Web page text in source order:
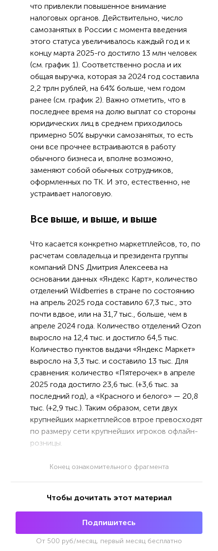
что привлекли повышенное внимание
налоговых органов. Действительно, число
самозанятых в России с момента введения
этого статуса увеличивалось каждый год и к
концу марта 2025-го достигло 13 млн человек
(см. график 1). Соответственно росла и их
общая выручка, которая за 2024 год составила
2,2 трлн рублей, на 64% больше, чем годом
ранее (см. график 2). Важно отметить, что в
последнее время на долю выплат со стороны
юридических лиц в среднем приходилось
примерно 50% выручки самозанятых, то есть
они все прочнее встраиваются в работу
обычного бизнеса и, вполне возможно,
заменяют собой обычных сотрудников,
оформленных по ТК. И это, естественно, не
устраивает налоговую.
Все выше, и выше, и выше
Что касается конкретно маркетплейсов, то, по
расчетам совладельца и президента группы
компаний DNS Дмитрия Алексеева на
основании данных «Яндекс Карт», количество
отделений Wildberries в стране по состоянию
на апрель 2025 года составило 67,3 тыс., это
почти вдвое, или на 31,7 тыс., больше, чем в
апреле 2024 года. Количество отделений Ozon
выросло на 12,4 тыс. и достигло 64,5 тыс.
Количество пунктов выдачи «Яндекс Маркет»
выросло на 3,3 тыс. и составило 13 тыс. Для
сравнения: количество «Пятерочек» в апреле
2025 года достигло 23,6 тыс. (+3,6 тыс. за
последний год), а «Красного и белого» — 20,8
тыс. (+2,9 тыс.). Таким образом, сети двух
крупнейших маркетплейсов втрое превосходят
по размеру сети крупнейших игроков офлайн-
розницы.
Конец ознакомительного фрагмента
Чтобы дочитать этот материал
Подпишитесь
От 500 руб/месяц, первый месяц бесплатно